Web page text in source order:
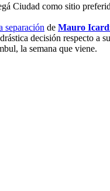
Ciudad como sitio
separación de Mauro
decisión respecto a
la semana que viene.